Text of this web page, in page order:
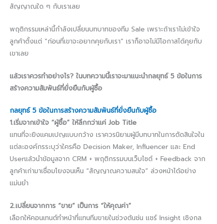
สัญญาณใด ๆ กับเราเลย
พฤติกรรมเหล่านี้กำลังเปลี่ยนบทบาทของทีม Sale เพราะถ้าเราไม่เข้าใจ
ลูกค้าตั้งแต่ “ก่อนที่เขาจะอยากคุยกับเรา” เราก็อาจไม่มีโอกาสได้คุยกับ
เขาเลย
แล้วเราควรทำอย่างไร? ในบทความนี้เราจะมาแนะนำกลยุทธ์ 5 ข้อในการ
สร้างความสัมพันธ์ที่ยั่งยืนกับผู้ซื้อ
กลยุทธ์ 5 ข้อในการสร้างความสัมพันธ์ที่ยั่งยืนกับผู้ซื้อ
1.เริ่มจากเข้าใจ “ผู้ซื้อ” ให้ลึกกว่าแค่ Job Title
แทนที่จะยิงแคมเปญแบบกว้าง เราควรนิยามผู้มีบทบาทในการตัดสินใจใน
แต่ละองค์กรระบุว่าใครคือ Decision Maker, Influencer และ End
Userแล้วนำข้อมูลจาก CRM + พฤติกรรมบนเว็บไซต์ + Feedback จาก
ลูกค้าเก่ามาเชื่อมโยงจนเห็น “สัญญาณความสนใจ” ล่วงหน้าได้อย่าง
แม่นยำ
2.เปลี่ยนจากการ “ขาย” เป็นการ “ให้คุณค่า”
เลือกให้คอนเทนต์ทำหน้าที่แทนทีมขายในช่วงต้นช่น แชร์ Insight เชิงกล